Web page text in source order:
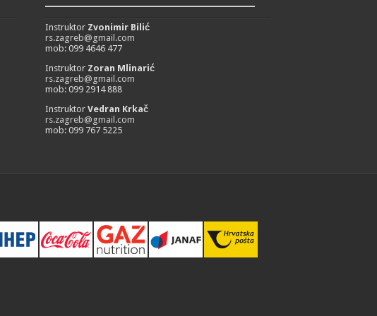
Instruktor Zvonimir Bilić
rs.zagreb@gmail.com
mob: 099 4646 477
Instruktor Zoran Mlinarić
rs.zagreb@gmail.com
mob: 099 2914 888
Instruktor Vedran Krkač
rs.zagreb@gmail.com
mob: 099 767 5225